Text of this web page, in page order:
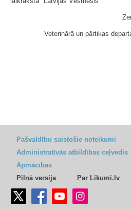
Veterinārā un pārtikas
Pašvaldību saistošie noteikumi
Administratīvās atbildības ceļvedis
Apmācības
Pilnā versija
Par Likumi.lv